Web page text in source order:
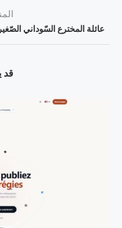
عائلة المخترع السّوداني الصّغير تطالب بمبلغ
قد